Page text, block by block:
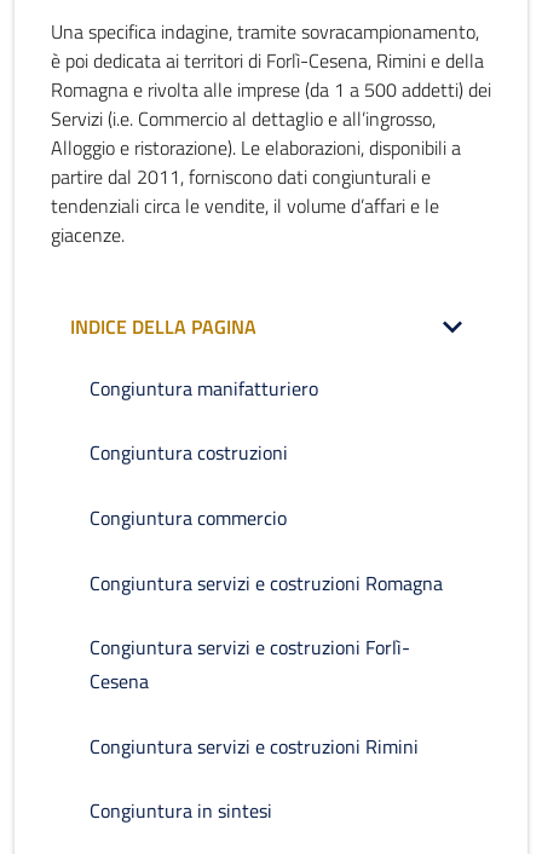
Una specifica indagine, tramite sovracampionamento,
è poi dedicata ai territori di Forlì-Cesena, Rimini e della
Romagna e rivolta alle imprese (da 1 a 500 addetti) dei
Servizi (i.e. Commercio al dettaglio e all’ingrosso,
Alloggio e ristorazione). Le elaborazioni, disponibili a
partire dal 2011, forniscono dati congiunturali e
tendenziali circa le vendite, il volume d’affari e le
giacenze.
INDICE DELLA PAGINA
Congiuntura manifatturiero
Congiuntura costruzioni
Congiuntura commercio
Congiuntura servizi e costruzioni Romagna
Congiuntura servizi e costruzioni Forlì-
Cesena
Congiuntura servizi e costruzioni Rimini
Congiuntura in sintesi